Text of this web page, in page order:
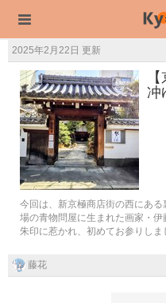
2025年2月22日 更新
冲
今回は、新京極商店街の西にあ
場の青物問屋に生まれた画家・
朱印に惹かれ、初めてお参りしま
藤花